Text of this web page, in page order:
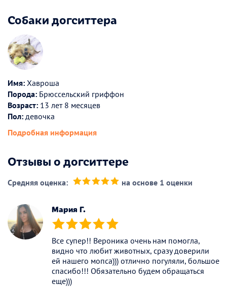
Собаки догситтера
Имя: Хавроша
Порода: Брюссельский гриффон
Возраст: 13 лет 8 месяцев
Пол: девочка
Подробная информация
Отзывы о догситтере
Средняя оценка: на основе 1 оценки
Мария Г.
(*) (*) (*) (*) (*)
Все супер!! Вероника очень нам помогла,
видно что любит животных, сразу доверили
ей нашего мопса))) отлично погуляли, большое
спасибо!!! Обязательно будем обращаться
еще)))